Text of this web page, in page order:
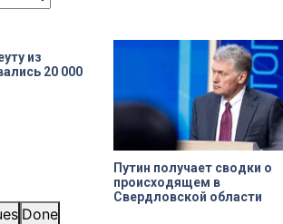
Done
заезды на
XIX века, прошедшее через
несколько перестроек, сегодня
переживает второе рождение.
Жемчужина, объекта культурного
наследия — исторические часы.
Их элементы утрачены на 90%.
из
20 000
Путин получает сводки о
происходящем в
Свердловской области